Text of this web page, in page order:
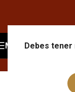
Debes tener
MENU